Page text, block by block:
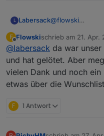
Anbei Mal ein Foto
L Labersack@flowski
Kondensatoren
als für das
Egal, habe
richtigen für
meist der C7)
Sendung ist auf
F
Offline
Flowskischrieb am 21. Apr.
zuletzt editiert von
@labersack da war
und hat gelötet. Aber
vielen Dank und noch
etwas über die
F 1 Antwort